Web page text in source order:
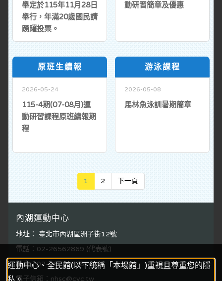
運動中心、全民館(以下統稱「本場館」)重視且尊重您的隱
舉定於115年11月28日
舉行，年滿20歲國民請
踴躍投票。
動研習簡章及優惠
原班生續報
2026-05-24
115-4期(07-08月)運
動研習課程原班續報期
程
游泳課程
2026-05-08
馬林魚泳訓暑期簡章
1 2 下一頁
內湖運動中心
地址： 臺北市內湖區洲子街12號
電話：02-26562869 (代表號)
傳真：02-26270578
電子信箱：nhsc@cyc.tw